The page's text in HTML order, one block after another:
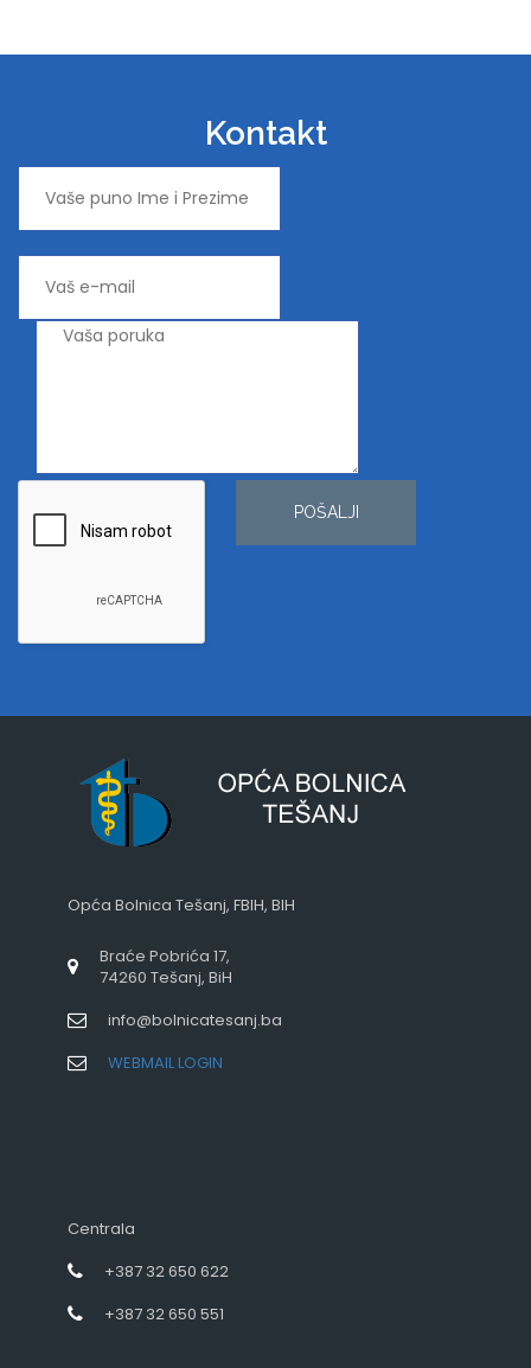
Kontakt
POŠALJI
Opća Bolnica Tešanj, FBIH, BIH
Braće Pobrića 17,
74260 Tešanj, BiH
info@bolnicatesanj.ba
WEBMAIL LOGIN
Centrala
+387 32 650 622
+387 32 650 551